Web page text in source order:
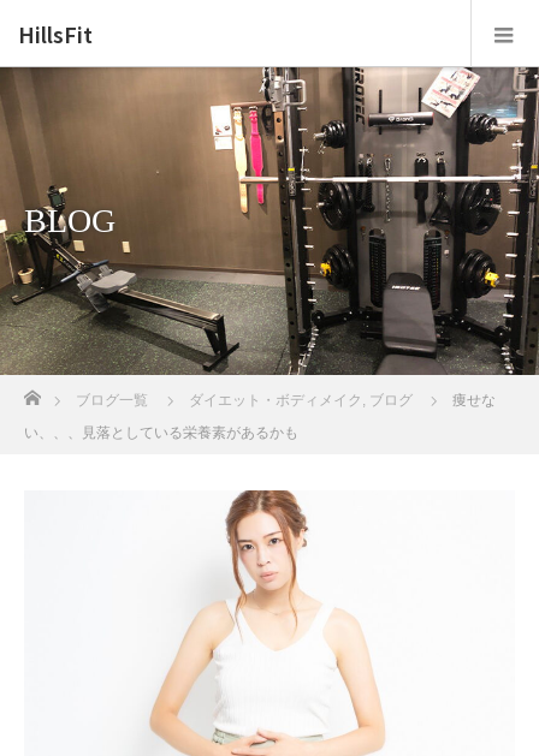
HillsFit
BLOG
ブログ一覧 ダイエット・ボディメイク , ブログ
痩せな
い、、、見落としている栄養素があるかも